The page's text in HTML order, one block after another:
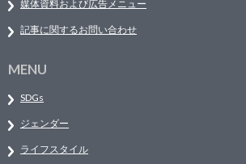
媒体資料および広告メニュー
記事に関するお問い合わせ
MENU
SDGs
ジェンダー
ライフスタイル